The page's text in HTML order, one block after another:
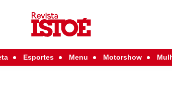
Esportes Menu Motorshow